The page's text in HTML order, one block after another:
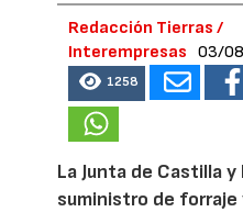
Redacción Tierras /
Interempresas
03/
1258
La Junta de Castilla
suministro de forraje